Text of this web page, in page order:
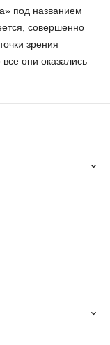
под названием
совершенно
зрения
они оказались